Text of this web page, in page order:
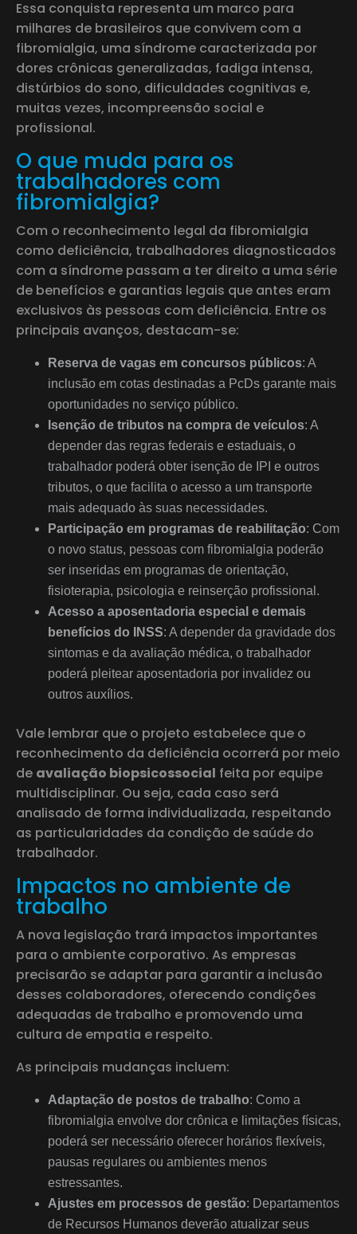
Essa conquista representa um marco para
milhares de brasileiros que convivem com a
fibromialgia, uma síndrome caracterizada por
dores crônicas generalizadas, fadiga intensa,
distúrbios do sono, dificuldades cognitivas e,
muitas vezes, incompreensão social e
profissional.
O que muda para os
trabalhadores com
fibromialgia?
Com o reconhecimento legal da fibromialgia
como deficiência, trabalhadores diagnosticados
com a síndrome passam a ter direito a uma série
de benefícios e garantias legais que antes eram
exclusivos às pessoas com deficiência. Entre os
principais avanços, destacam-se:
Reserva de vagas em concursos públicos: A
inclusão em cotas destinadas a PcDs garante mais
oportunidades no serviço público.
Isenção de tributos na compra de veículos: A
depender das regras federais e estaduais, o
trabalhador poderá obter isenção de IPI e outros
tributos, o que facilita o acesso a um transporte
mais adequado às suas necessidades.
Participação em programas de reabilitação: Com
o novo status, pessoas com fibromialgia poderão
ser inseridas em programas de orientação,
fisioterapia, psicologia e reinserção profissional.
Acesso a aposentadoria especial e demais
benefícios do INSS: A depender da gravidade dos
sintomas e da avaliação médica, o trabalhador
poderá pleitear aposentadoria por invalidez ou
outros auxílios.
Vale lembrar que o projeto estabelece que o
reconhecimento da deficiência ocorrerá por meio
de avaliação biopsicossocial feita por equipe
multidisciplinar. Ou seja, cada caso será
analisado de forma individualizada, respeitando
as particularidades da condição de saúde do
trabalhador.
Impactos no ambiente de
trabalho
A nova legislação trará impactos importantes
para o ambiente corporativo. As empresas
precisarão se adaptar para garantir a inclusão
desses colaboradores, oferecendo condições
adequadas de trabalho e promovendo uma
cultura de empatia e respeito.
As principais mudanças incluem:
Adaptação de postos de trabalho: Como a
fibromialgia envolve dor crônica e limitações físicas,
poderá ser necessário oferecer horários flexíveis,
pausas regulares ou ambientes menos
estressantes.
Ajustes em processos de gestão: Departamentos
de Recursos Humanos deverão atualizar seus